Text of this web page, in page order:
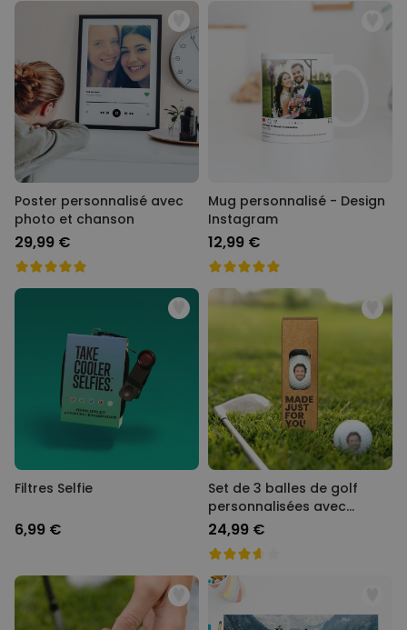
Poster personnalisé avec
photo et chanson
29,99 €
Mug personnalisé - Design
Instagram
12,99 €
Filtres Selfie
6,99 €
Set de 3 balles de golf
personnalisées avec
visage
24,99 €